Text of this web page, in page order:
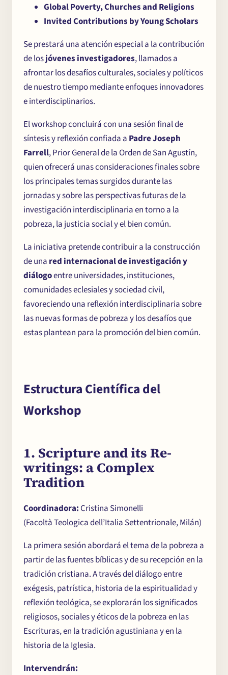
El Centro
Seminarios y
Noticias
Partecipa
Contacto
Global Poverty, Churches and Religions
Invited Contributions by Young Scholars
Se prestará una atención especial a la contribución
de losjóvenes investigadores, llamados a
afrontar los desafíos culturales, sociales y políticos
de nuestro tiempo mediante enfoques innovadores
e interdisciplinarios.
El workshop concluirá con una sesión final de
síntesis y reflexión confiada a Padre Joseph
Farrell, Prior General de la Orden de San Agustín,
quien ofrecerá unas consideraciones finales sobre
los principales temas surgidos durante las
jornadas y sobre las perspectivas futuras de la
investigación interdisciplinaria en torno a la
pobreza, la justicia social y el bien común.
La iniciativa pretende contribuir a la construcción
de una red internacional de investigación y
diálogoentre universidades, instituciones,
comunidades eclesiales y sociedad civil,
favoreciendo una reflexión interdisciplinaria sobre
las nuevas formas de pobreza y los desafíos que
estas plantean para la promoción del bien común.
Estructura Científica del
Workshop
1. Scripture and its Re-
writings: a Complex
Tradition
Coordinadora: Cristina Simonelli
(Facoltà Teologica dell’Italia Settentrionale, Milán)
La primera sesión abordará el tema de la pobreza a
partir de las fuentes bíblicas y de su recepción en la
tradición cristiana. A través del diálogo entre
exégesis, patrística, historia de la espiritualidad y
reflexión teológica, se explorarán los significados
religiosos, sociales y éticos de la pobreza en las
Escrituras, en la tradición agustiniana y en la
historia de la Iglesia.
Intervendrán: